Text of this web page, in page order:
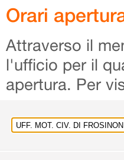
Orari
Attraverso il
l'ufficio per il
apertura. Per